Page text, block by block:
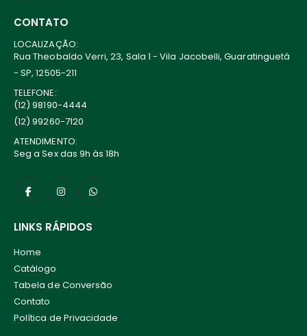
CONTATO
LOCALIZAÇÃO:
Rua Theobaldo Verri, 23, Sala 1 - Vila Jacobelli, Guaratinguetá
- SP, 12505-211
TELEFONE:
(12) 98190-4444
(12) 99260-7120
ATENDIMENTO:
Seg a Sex das 9h às 18h
LINKS RÁPIDOS
Home
Catálogo
Tabela de Conversão
Contato
Política de Privacidade